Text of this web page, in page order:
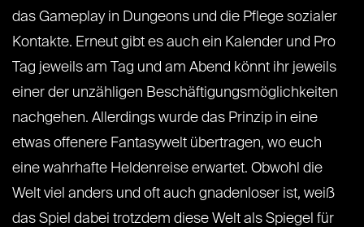
das Gameplay in Dungeons und die Pflege sozialer
Kontakte. Erneut gibt es auch ein Kalender und Pro
Tag jeweils am Tag und am Abend könnt ihr jeweils
einer der unzähligen Beschäftigungsmöglichkeiten
nachgehen. Allerdings wurde das Prinzip in eine
etwas offenere Fantasywelt übertragen, wo euch
eine wahrhafte Heldenreise erwartet. Obwohl die
Welt viel anders und oft auch gnadenloser ist, weiß
das Spiel dabei trotzdem diese Welt als Spiegel für